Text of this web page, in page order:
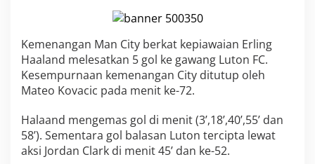
t
6
G
o
l
u
t
o
n
Kemenangan Man City berkat kepiawaian Erling
Haaland melesatkan 5 gol ke gawang Luton FC.
Kesempurnaan kemenangan City ditutup oleh
Mateo Kovacic pada menit ke-72.
Halaand mengemas gol di menit (3’,18’,40’,55’ dan
58’). Sementara gol balasan Luton tercipta lewat
aksi Jordan Clark di menit 45’ dan ke-52.